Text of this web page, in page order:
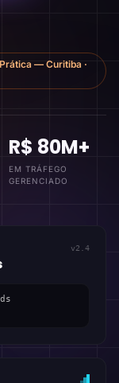
— Curitiba ·
R$ 80M+
EM TRÁFEGO
GERENCIADO
v2.4